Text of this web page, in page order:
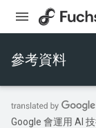
參考資料
Google 會運用 AI